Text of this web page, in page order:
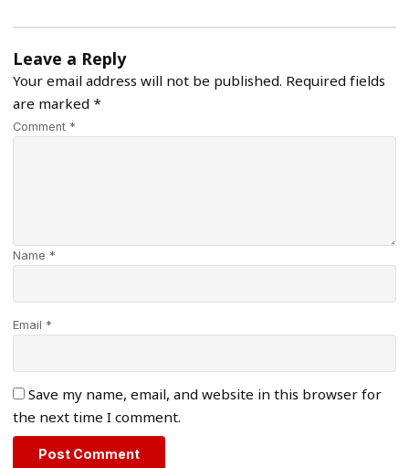
Leave a Reply
Your email address will not be published. Required fields
are marked *
Comment *
Name *
Email *
Save my name, email, and website in this browser for
the next time I comment.